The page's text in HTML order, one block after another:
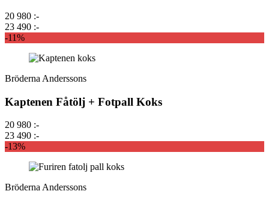
20 980 :-
23 490 :-
-11%
Bröderna Anderssons
Kaptenen Fåtölj + Fotpall Koks
20 980 :-
23 490 :-
-13%
Bröderna Anderssons